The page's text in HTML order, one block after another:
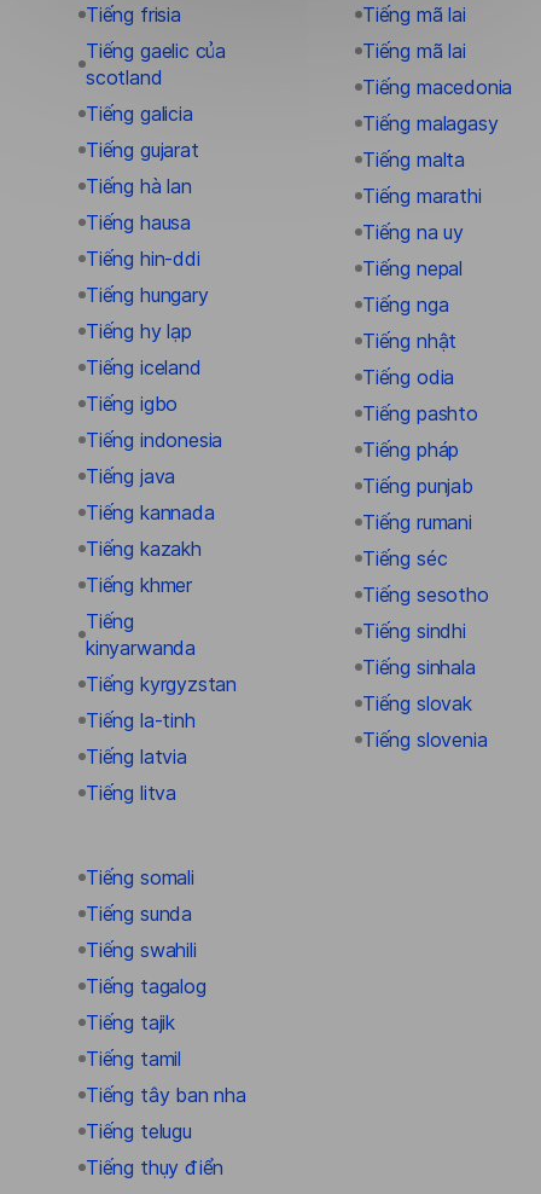
Tiếng frisia
Tiếng gaelic của
scotland
Tiếng galicia
Tiếng gujarat
Tiếng hà lan
Tiếng hausa
Tiếng hin-ddi
Tiếng hungary
Tiếng hy lạp
Tiếng iceland
Tiếng igbo
Tiếng indonesia
Tiếng java
Tiếng kannada
Tiếng kazakh
Tiếng khmer
Tiếng
kinyarwanda
Tiếng kyrgyzstan
Tiếng la-tinh
Tiếng latvia
Tiếng litva
Tiếng mã lai
Tiếng mã lai
Tiếng macedonia
Tiếng malagasy
Tiếng malta
Tiếng marathi
Tiếng na uy
Tiếng nepal
Tiếng nga
Tiếng nhật
Tiếng odia
Tiếng pashto
Tiếng pháp
Tiếng punjab
Tiếng rumani
Tiếng séc
Tiếng sesotho
Tiếng sindhi
Tiếng sinhala
Tiếng slovak
Tiếng slovenia
Tiếng somali
Tiếng sunda
Tiếng swahili
Tiếng tagalog
Tiếng tajik
Tiếng tamil
Tiếng tây ban nha
Tiếng telugu
Tiếng thụy điển